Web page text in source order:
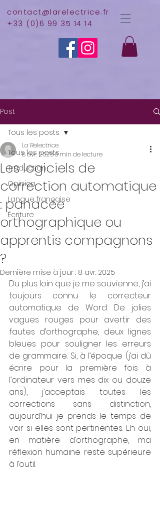
contact@larelectrice.fr
+33 (0)6 99 35 14 14
Post
Tous les posts
Traduction
Opinion
Langue française
Écriture
Tous les posts
Les logiciels de
correction automatique
: panacée
orthographique ou
apprentis compagnons
?
La Relectrice
8 avr. 20256 min de lecture
Dernière mise à jour : 8 avr. 2025
Du plus loin que je me souvienne, j’ai
toujours connu le correcteur
automatique de Word. De jolies
vagues rouges pour avertir des
fautes d’orthographe, deux lignes
bleues pour souligner les erreurs
de grammaire. Si, à l’époque (j’ai dû
écrire pour la première fois à
l’ordinateur vers mes dix ou douze
ans), j’acceptais toutes les
corrections sans distinction,
aujourd’hui je prends le temps de
voir si elles sont pertinentes. Eh oui,
en matière d’orthographe, ma
réflexion humaine reste supérieure
à l’outil.